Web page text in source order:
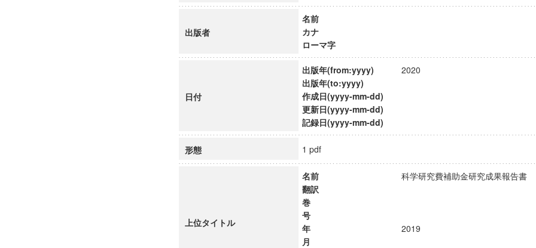
出版者
名前
カナ
ローマ字
日付
出版年(from:yyyy)
2020
出版年(to:yyyy)
作成日(yyyy-mm-dd)
更新日(yyyy-mm-dd)
記録日(yyyy-mm-dd)
形態 1 pdf
上位タイトル
名前
科学研究費補助金研究成果報告
翻訳
巻
号
年
2019
月